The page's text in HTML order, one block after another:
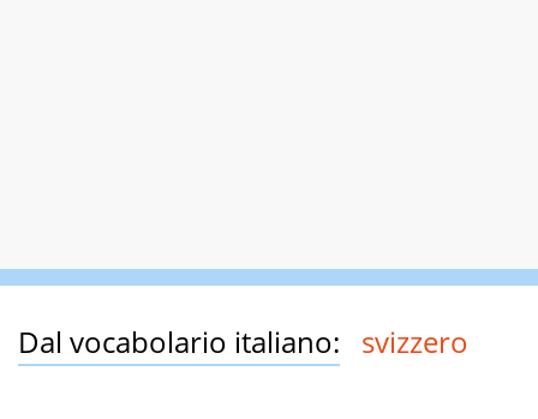
Dal vocabolario italiano: svizzero